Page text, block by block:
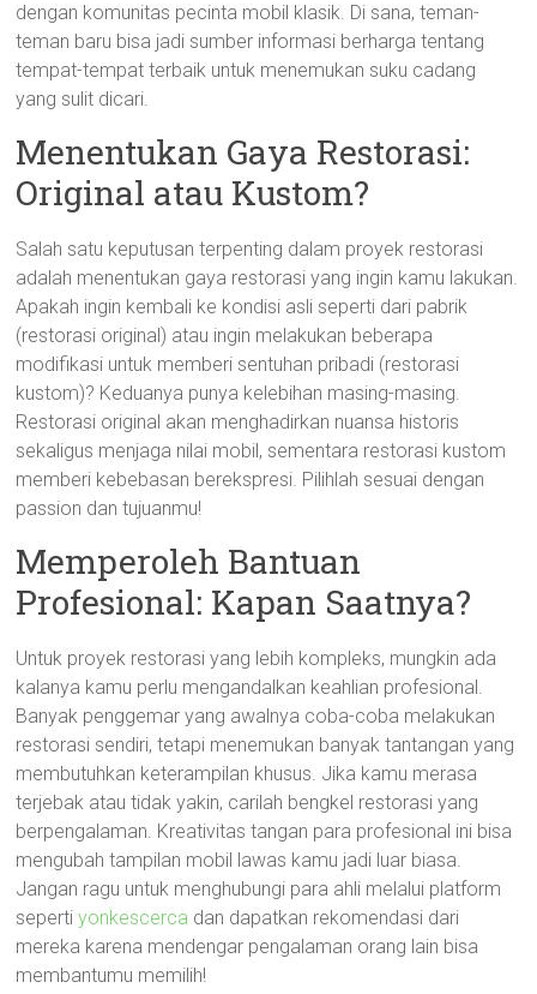
dengan komunitas pecinta mobil klasik. Di sana, teman-
teman baru bisa jadi sumber informasi berharga tentang
tempat-tempat terbaik untuk menemukan suku cadang
yang sulit dicari.
Menentukan Gaya Restorasi:
Original atau Kustom?
Salah satu keputusan terpenting dalam proyek restorasi
adalah menentukan gaya restorasi yang ingin kamu lakukan.
Apakah ingin kembali ke kondisi asli seperti dari pabrik
(restorasi original) atau ingin melakukan beberapa
modifikasi untuk memberi sentuhan pribadi (restorasi
kustom)? Keduanya punya kelebihan masing-masing.
Restorasi original akan menghadirkan nuansa historis
sekaligus menjaga nilai mobil, sementara restorasi kustom
memberi kebebasan berekspresi. Pilihlah sesuai dengan
passion dan tujuanmu!
Memperoleh Bantuan
Profesional: Kapan Saatnya?
Untuk proyek restorasi yang lebih kompleks, mungkin ada
kalanya kamu perlu mengandalkan keahlian profesional.
Banyak penggemar yang awalnya coba-coba melakukan
restorasi sendiri, tetapi menemukan banyak tantangan yang
membutuhkan keterampilan khusus. Jika kamu merasa
terjebak atau tidak yakin, carilah bengkel restorasi yang
berpengalaman. Kreativitas tangan para profesional ini bisa
mengubah tampilan mobil lawas kamu jadi luar biasa.
Jangan ragu untuk menghubungi para ahli melalui platform
sepertiyonkescerca dan dapatkan rekomendasi dari
mereka karena mendengar pengalaman orang lain bisa
membantumu memilih!